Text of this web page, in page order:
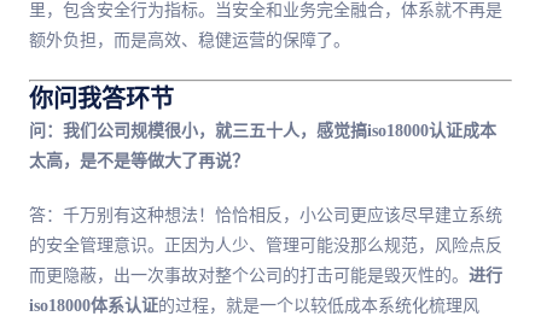
里，包含安全行为指标。当安全和业务完全融合，体系就不再是
额外负担，而是高效、稳健运营的保障了。
你问我答环节
问：我们公司规模很小，就三五十人，感觉搞iso18000认证成本
太高，是不是等做大了再说？
答：千万别有这种想法！恰恰相反，小公司更应该尽早建立系统
的安全管理意识。正因为人少、管理可能没那么规范，风险点反
而更隐蔽，出一次事故对整个公司的打击可能是毁灭性的。 进行
iso18000体系认证的过程，就是一个以较低成本系统化梳理风